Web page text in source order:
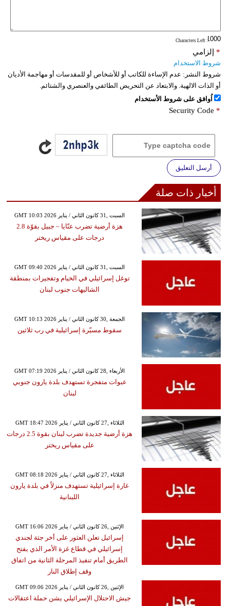
: Characters Left
إلزامي *
شروط الاستخدام
شروط النشر: عدم الإساءة للكاتب أو للأشخاص أو للمقدسات أو مهاجمة الأديان
أو الذات الالهية. والابتعاد عن التحريض الطائفي والعنصري والشتائم.
اُوافق على شروط الأستخدام
Security Code *
أرسل التعليق
أخبار ذات صلة
GMT 10:03 2026 السبت ,31 كانون الثاني / يناير
هزة أرضية تضرب عنّايا – جبيل بقوّة 2.8
درجات على مقياس ريختر
GMT 09:40 2026 السبت ,31 كانون الثاني / يناير
توغل إسرائيلي في الخيام وتفجيرات بمنطقة
الشاليهات جنوب لبنان
GMT 10:13 2026 الجمعة ,30 كانون الثاني / يناير
سقوط مسيّرة إسرائيلية في رب ثلاثين
GMT 07:19 2026 الأربعاء ,28 كانون الثاني / يناير
عبوات متفجرة تستهدف بلدة يارون جنوبي
لبنان
GMT 18:47 2026 الثلاثاء ,27 كانون الثاني / يناير
هزة أرضية جديدة تضرب لبنان بقوة 2.5 درجات
على مقياس ريختر
GMT 08:18 2026 الثلاثاء ,27 كانون الثاني / يناير
غارة إسرائيلية تستهدف منزلاً في بلدة يارون
اللبنانية
GMT 16:06 2026 الإثنين ,26 كانون الثاني / يناير
إسرائيل تعلن العثور على أخر جثة لجندي
إسرائيلي في قطاع غزة الأمر الذي يفتح
الطريق أمام تنفيذ المرحلة الثانية من اتفاق
وقف إطلاق النار
GMT 09:06 2026 الإثنين ,26 كانون الثاني / يناير
جيش الاحتلال الإسرائيلي يشن حملة اعتقالات